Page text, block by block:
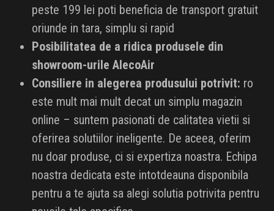
peste 199 lei poti beneficia de transport gratuit
oriunde in tara, simplu si rapid
Posibilitatea de a ridica produsele din
showroom-urile AlecoAir
Consiliere in alegerea produsului potrivit: ro
este mult mai mult decat un simplu magazin
online – suntem pasionati de calitatea vietii si
oferirea solutiilor ineligente. De aceea, oferim
nu doar produse, ci si expertiza noastra. Echipa
noastra dedicata este intotdeauna disponibila
pentru a te ajuta sa alegi solutia potrivita pentru